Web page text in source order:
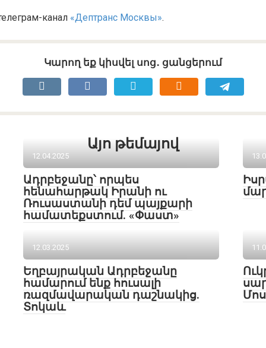
канал «Дептранс Москвы».
Կարող եք կիսվել սոց․ ցանցերում
Այո թեմայով
12.04.2025
Ադրբեջանը՝ որպես
հենահարթակ Իրանի ու
Ռուսաստանի դեմ պայքարի
համատեքստում. «Փաստ»
12.03.2025
Եղբայրական Ադրբեջանը
համարում ենք հուսալի
ռազմավարական դաշնակից.
Տոկաև